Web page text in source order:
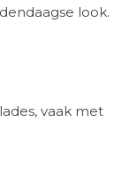
look.
vaak met